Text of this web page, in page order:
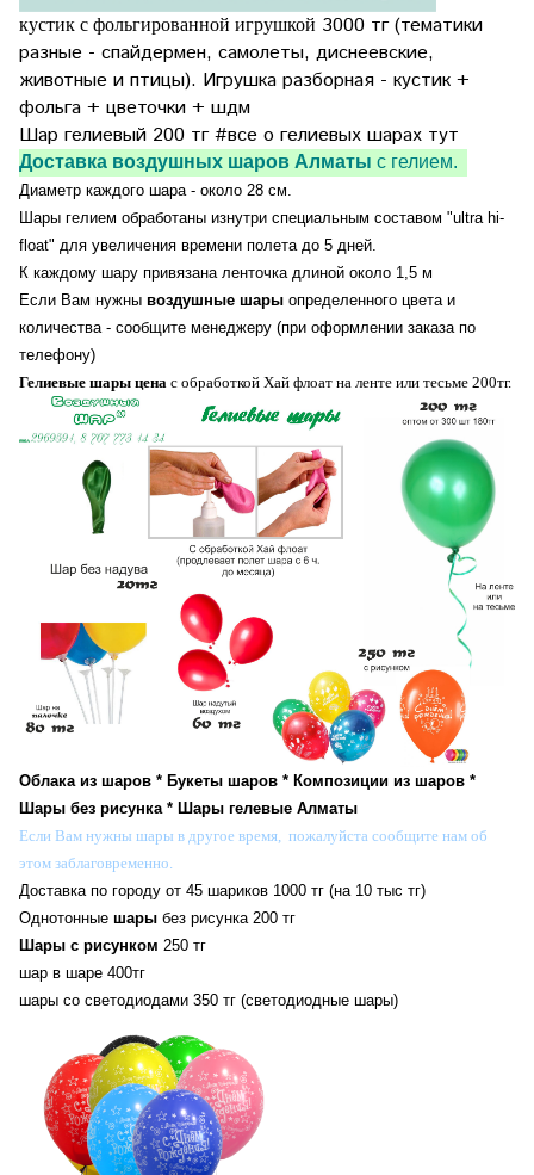
кустик с фольгированной игрушкой 3000 тг (тематики
разные - спайдермен, самолеты, диснеевские,
животные и птицы). Игрушка разборная - кустик +
фольга + цветочки + шдм
Шар гелиевый 200 тг#все о гелиевых шарах тут
Доставка воздушных шаров Алматы с гелием.
Диаметр каждого шара - около 28 см.
Шары гелием обработаны изнутри специальным составом "ultra hi-
float" для увеличения времени полета до 5 дней.
К каждому шару привязана ленточка длиной около 1,5 м
Если Вам нужны воздушные шары определенного цвета и
количества - сообщите менеджеру (при оформлении заказа по
телефону)
Гелиевые шары цена с обработкой Хай флоат на ленте или тесьме 200тг.
Облака из шаров * Букеты шаров * Композиции из шаров *
Шары без рисунка * Шары гелевые Алматы
Если Вам нужны шары в другое время, пожалуйста сообщите нам об
этом заблаговременно.
Доставка по городу от 45 шариков 1000 тг (на 10 тыс тг)
Однотонные шары без рисунка 200 тг
Шары с рисунком 250 тг
шар в шаре 400тг
шары со светодиодами 350 тг (светодиодные шары)